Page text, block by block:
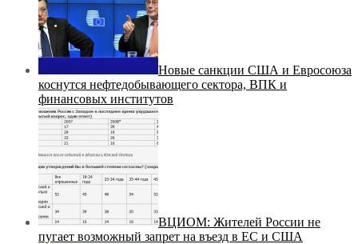
Новые санкции США и Евросоюза
коснутся нефтедобывающего сектора, ВПК и
финансовых институтов
ВЦИОМ: Жителей России не
пугает возможный запрет на въезд в ЕС и США